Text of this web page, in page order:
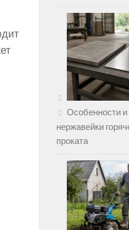
Особенности и
нержавейки
проката